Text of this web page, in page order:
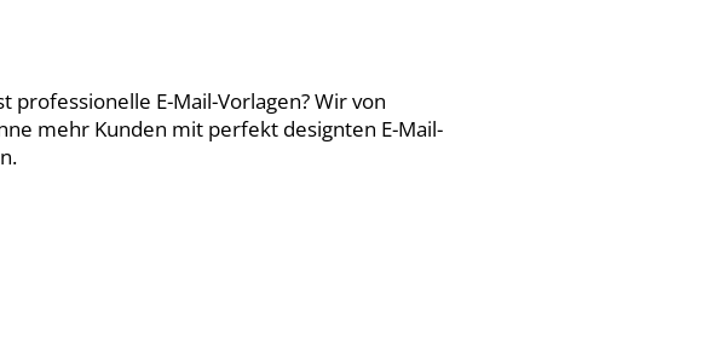
professionelle E-Mail-Vorlagen? Wir von
mehr Kunden mit perfekt designten E-Mail-